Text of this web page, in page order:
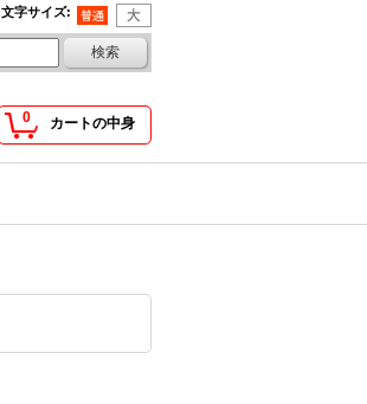
文字サイズ:
0 カートの中身